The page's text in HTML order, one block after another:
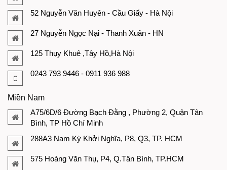
52 Nguyễn Văn Huyên - Cầu Giấy - Hà Nội
27 Nguyễn Ngọc Nại - Thanh Xuân - HN
125 Thụy Khuê ,Tây Hồ,Hà Nội
0243 793 9446 - 0911 936 988
Miền Nam
A75/6D/6 Đường Bạch Đằng , Phường 2, Quận Tân
Bình, TP Hồ Chí Minh
288A3 Nam Kỳ Khởi Nghĩa, P8, Q3, TP. HCM
575 Hoàng Văn Thụ, P4, Q.Tân Bình, TP.HCM